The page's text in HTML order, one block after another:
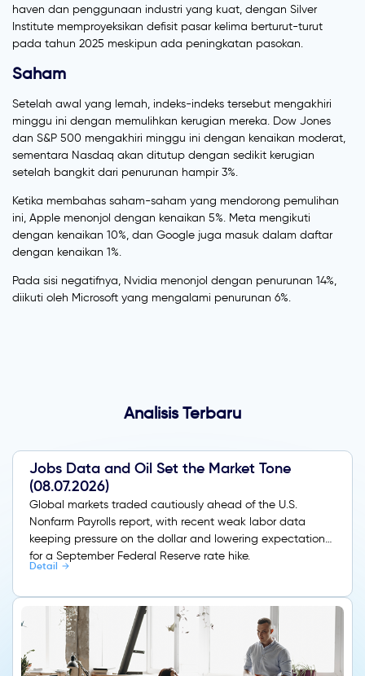
haven dan penggunaan industri yang kuat, dengan Silver
Institute memproyeksikan defisit pasar kelima berturut-turut
pada tahun 2025 meskipun ada peningkatan pasokan.
Saham
Setelah awal yang lemah, indeks-indeks tersebut mengakhiri
minggu ini dengan memulihkan kerugian mereka. Dow Jones
dan S&P 500 mengakhiri minggu ini dengan kenaikan moderat,
sementara Nasdaq akan ditutup dengan sedikit kerugian
setelah bangkit dari penurunan hampir 3%.
Ketika membahas saham-saham yang mendorong pemulihan
ini, Apple menonjol dengan kenaikan 5%. Meta mengikuti
dengan kenaikan 10%, dan Google juga masuk dalam daftar
dengan kenaikan 1%.
Pada sisi negatifnya, Nvidia menonjol dengan penurunan 14%,
diikuti oleh Microsoft yang mengalami penurunan 6%.
Analisis Terbaru
Jobs Data and Oil Set the Market Tone
(08.07.2026)
Global markets traded cautiously ahead of the U.S.
Nonfarm Payrolls report, with recent weak labor data
keeping pressure on the dollar and lowering expectations
for a September Federal Reserve rate hike.
Detail